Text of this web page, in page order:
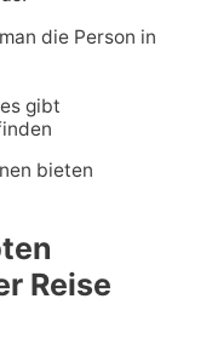
die Person in
gibt
bieten
Reise